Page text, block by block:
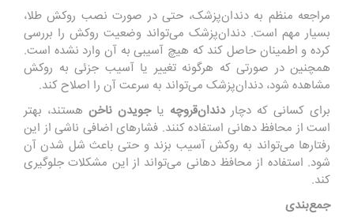
مراجعه منظم به دندان‌پزشک، حتی در صورت نصب روکش طلا،
بسیار مهم است. دندان‌پزشک می‌تواند وضعیت روکش را بررسی
کرده و اطمینان حاصل کند که هیچ آسیبی به آن وارد نشده است.
همچنین در صورتی که هرگونه تغییر یا آسیب جزئی به روکش
مشاهده شود، دندان‌پزشک می‌تواند به سرعت آن را اصلاح کند.
برای کسانی که دچاردندان‌قروچه یاجویدن ناخن هستند، بهتر
است از محافظ دهانی استفاده کنند. فشارهای اضافی ناشی از این
رفتارها می‌تواند به روکش آسیب بزند و حتی باعث شل شدن آن
شود. استفاده از محافظ دهانی می‌تواند از این مشکلات جلوگیری
کند.
جمع‌بندی